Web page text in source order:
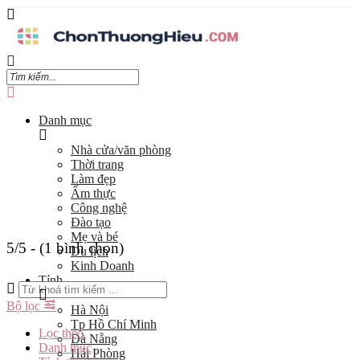
Danh mục
Nhà cửa/văn phòng
Thời trang
Làm đẹp
Ẩm thực
Công nghệ
Đào tạo
Mẹ và bé
Du lịch
Kinh Doanh
Tỉnh
Hà Nội
Tp Hồ Chí Minh
Đà Nẵng
Hải Phòng
5/5 - (1 bình chọn)
Bộ lọc
Lọc theo
Danh mục